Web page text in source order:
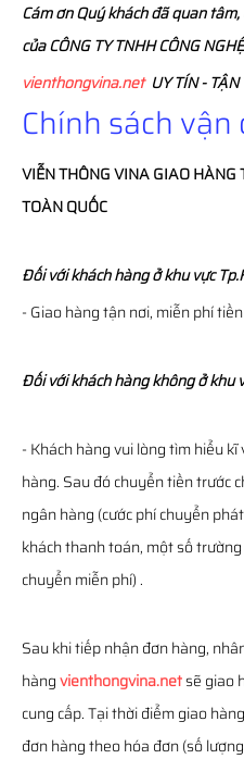
Cám ơn Quý khách đã quan
của CÔNG TY TNHH CÔNG
vienthongvina.netUY TÍN - TẬN
Chính sách
VIỄN THÔNGVINAGIAO HÀNG
TOÀN QUỐC
Đối với khách hàng ở khu vực
- Giao hàng tận nơi, miễn phí
Đối với khách hàng không ở khu
- Khách hàng vui lòng tìm hiểu
hàng. Sau đó chuyển tiền trước
ngân hàng (cước phí chuyển
khách thanh toán, một số
chuyển miễn phí) .
Sau khi tiếp nhận đơn hàng,
hàngvienthongvina.netsẽ giao
cung cấp. Tại thời điểm giao
đơn hàng theo hóa đơn (số